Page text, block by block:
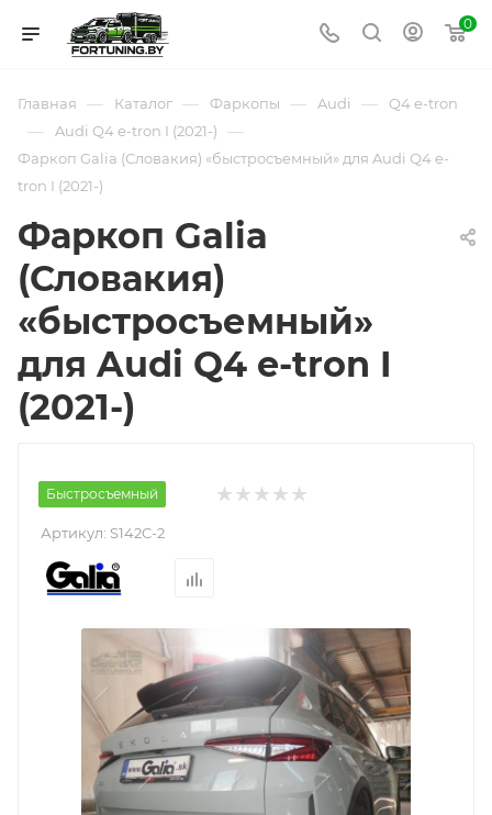
0
Главная — Каталог — Фаркопы — Audi — Q4 e-tron
— Audi Q4 e-tron I (2021-) —
Фаркоп Galia (Словакия) «быстросъемный» для Audi Q4 e-
tron I (2021-)
Фаркоп Galia
(Словакия)
«быстросъемный»
для Audi Q4 e-tron I
(2021-)
Быстросъемный
Артикул: S142C-2